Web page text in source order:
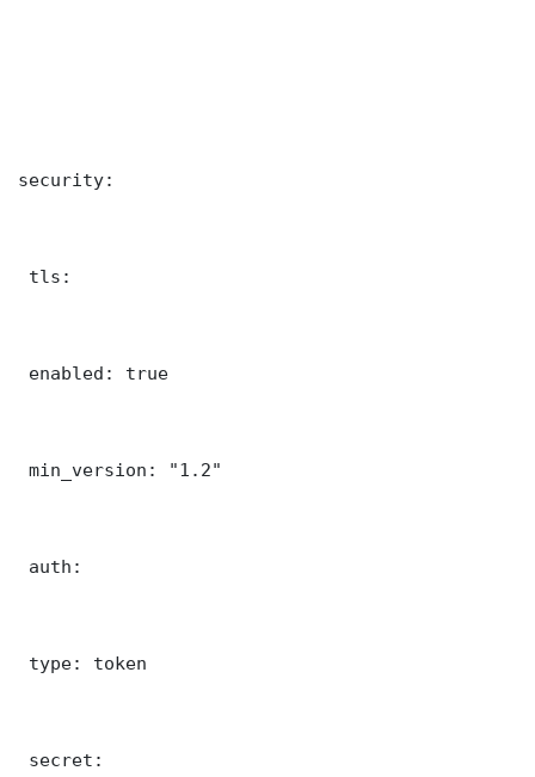
security:
tls:
enabled: true
min_version: "1.2"
auth:
type: token
secret: